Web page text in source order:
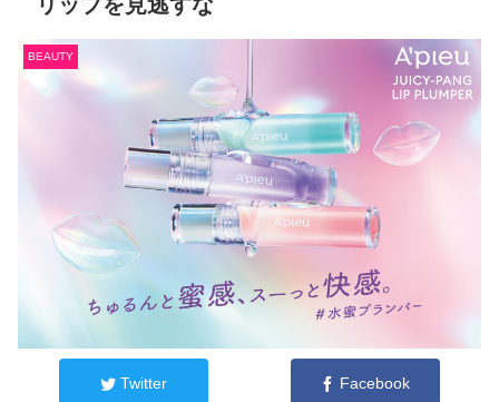
BEAUTY
Twitter Facebook